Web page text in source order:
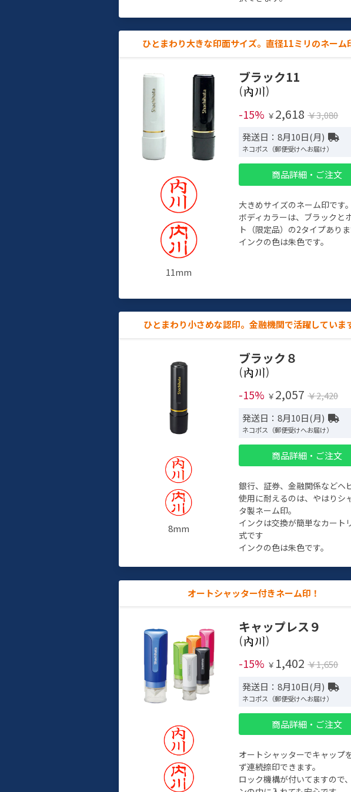
ひとまわり大きな印面サイズ。直径11ミリのネーム
11mm
ブラック11
(
)
-15% ￥ 2,618 ￥3,080
発送日：8月10日(月)
ネコポス（郵便受けへお届け）
商品詳細・ご注文
大きめサイズのネーム印です。
ボディカラーは、ブラックと
ト（限定品）の2タイプありま
インクの色は朱色です。
ひとまわり小さめな認印。金融機関で活躍していま
8mm
ブラック８
(
)
-15% ￥ 2,057 ￥2,420
発送日：8月10日(月)
ネコポス（郵便受けへお届け）
商品詳細・ご注文
銀行、証券、金融関係などヘ
使用に耐えるのは、やはりシ
タ製ネーム印。
インクは交換が簡単なカート
式です
インクの色は朱色です。
オートシャッター付きネーム印！
キャップレス９
(
)
-15% ￥ 1,402 ￥1,650
発送日：8月10日(月)
ネコポス（郵便受けへお届け）
商品詳細・ご注文
オートシャッターでキャップ
ず連続捺印できます。
ロック機構が付いてますので